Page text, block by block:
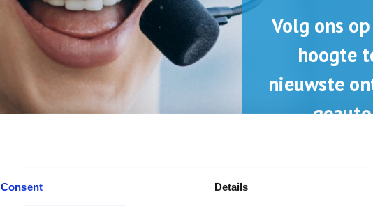
Consent Details
Volg ons
hoogte
nieuwste